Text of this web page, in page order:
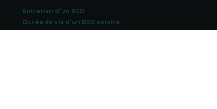
Entretien d'un BSO
Durée de vie d'un BSO solaire
Se protéger de la chaleur avec un BSO